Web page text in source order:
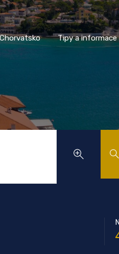
Chorvatsko Tipy a
Tipy a informace